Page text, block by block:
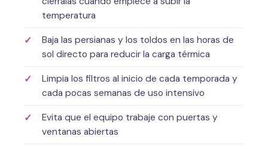
temperatura
Baja las persianas y los toldos en las horas de
sol directo para reducir la carga térmica
Limpia los filtros al inicio de cada temporada y
cada pocas semanas de uso intensivo
Evita que el equipo trabaje con puertas y
ventanas abiertas